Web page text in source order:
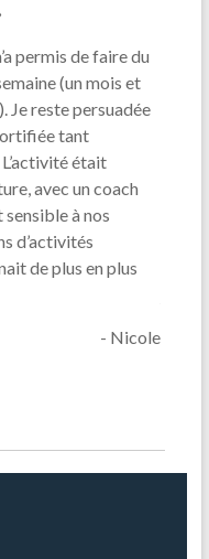
permis de faire du
(un mois et
Je reste persuadée
tant
était
avec un coach
à nos
d’activités
de plus en plus
- Nicole